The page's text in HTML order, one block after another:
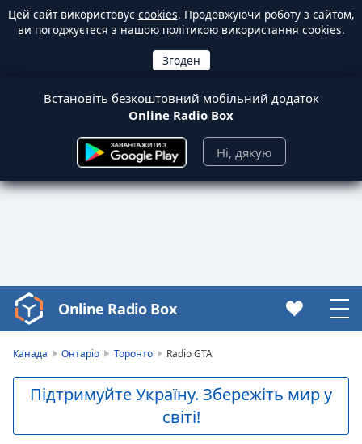
Цей сайт використовує cookies. Продовжуючи роботу з сайтом,
ви погоджуєтеся з нашою політикою використання cookies.
Встановіть безкоштовний мобільний додаток
Online Radio Box
Ні, дякую
Video
Player
Video
Skip
Online Radio Box
Канада Онтаріо Торонто Radio GTA
Підтримуйте Україну. Збережіть мир у
світі!